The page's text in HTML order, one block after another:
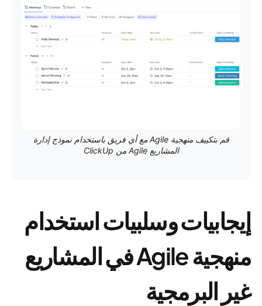
قم بتكييف منهجية Agile مع أي فريق باستخدام نموذج إدارة
المشاريع Agile من ClickUp
إيجابيات وسلبيات استخدام
منهجية Agile في المشاريع
غير البرمجية